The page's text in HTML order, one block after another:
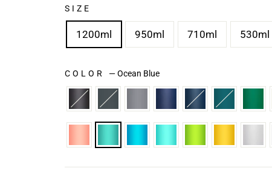
SIZE
1200ml 950ml 710ml 530ml
COLOR —Ocean Blue